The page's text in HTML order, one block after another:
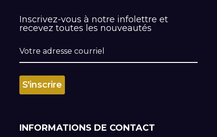
Inscrivez-vous à notre infolettre et
recevez toutes les nouveautés
INFORMATIONS DE CONTACT